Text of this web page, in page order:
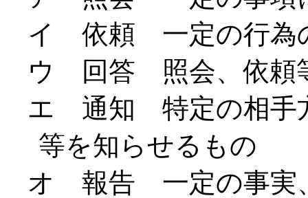
イ 依頼 一定の行為
ウ 回答 照会、依頼
エ 通知 特定の相手
等を知らせるもの
オ 報告 一定の事実